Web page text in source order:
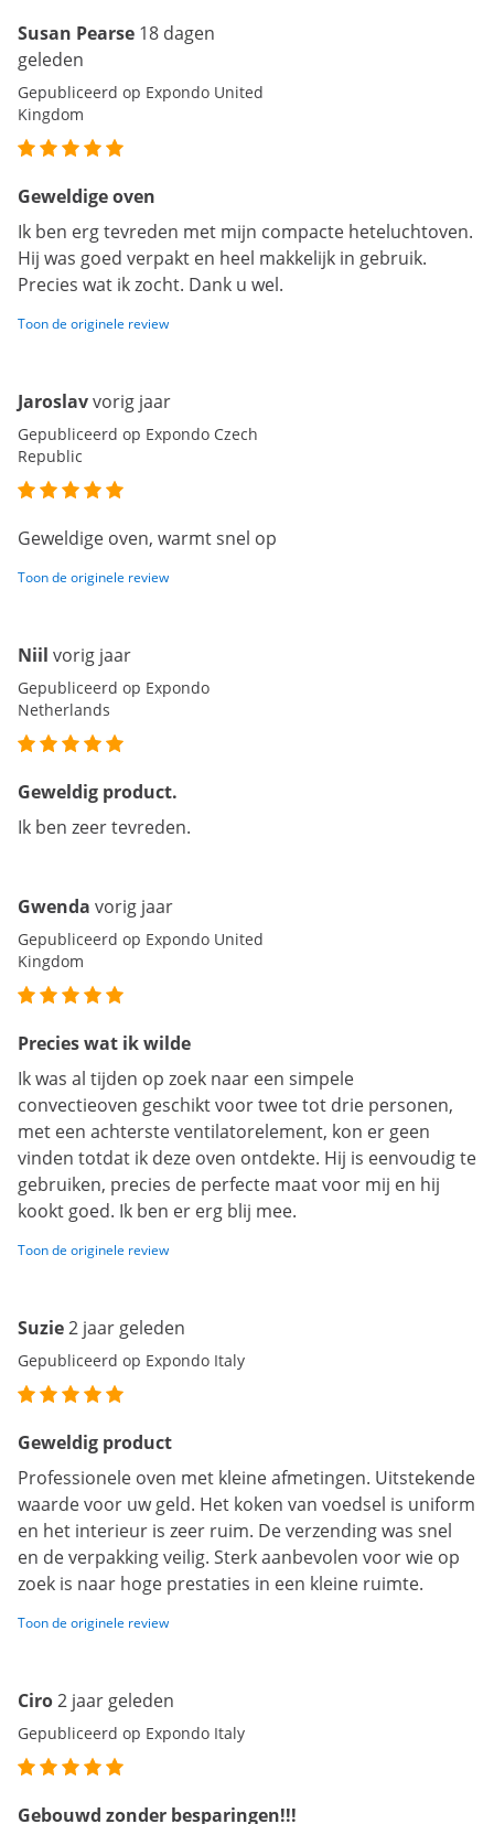
Susan Pearse 18 dagen
geleden
Gepubliceerd op Expondo United
Kingdom
Geweldige oven
Ik ben erg tevreden met mijn compacte heteluchtoven.
Hij was goed verpakt en heel makkelijk in gebruik.
Precies wat ik zocht. Dank u wel.
Toon de originele review
Jaroslavvorig jaar
Gepubliceerd op Expondo Czech
Republic
Geweldige oven, warmt snel op
Toon de originele review
Niil vorig jaar
Gepubliceerd op Expondo
Netherlands
Geweldig product.
Ik ben zeer tevreden.
Gwenda vorig jaar
Gepubliceerd op Expondo United
Kingdom
Precies wat ik wilde
Ik was al tijden op zoek naar een simpele
convectieoven geschikt voor twee tot drie personen,
met een achterste ventilatorelement, kon er geen
vinden totdat ik deze oven ontdekte. Hij is eenvoudig te
gebruiken, precies de perfecte maat voor mij en hij
kookt goed. Ik ben er erg blij mee.
Toon de originele review
Suzie2 jaar geleden
Gepubliceerd op Expondo Italy
Geweldig product
Professionele oven met kleine afmetingen. Uitstekende
waarde voor uw geld. Het koken van voedsel is uniform
en het interieur is zeer ruim. De verzending was snel
en de verpakking veilig. Sterk aanbevolen voor wie op
zoek is naar hoge prestaties in een kleine ruimte.
Toon de originele review
Ciro2 jaar geleden
Gepubliceerd op Expondo Italy
Gebouwd zonder besparingen!!!